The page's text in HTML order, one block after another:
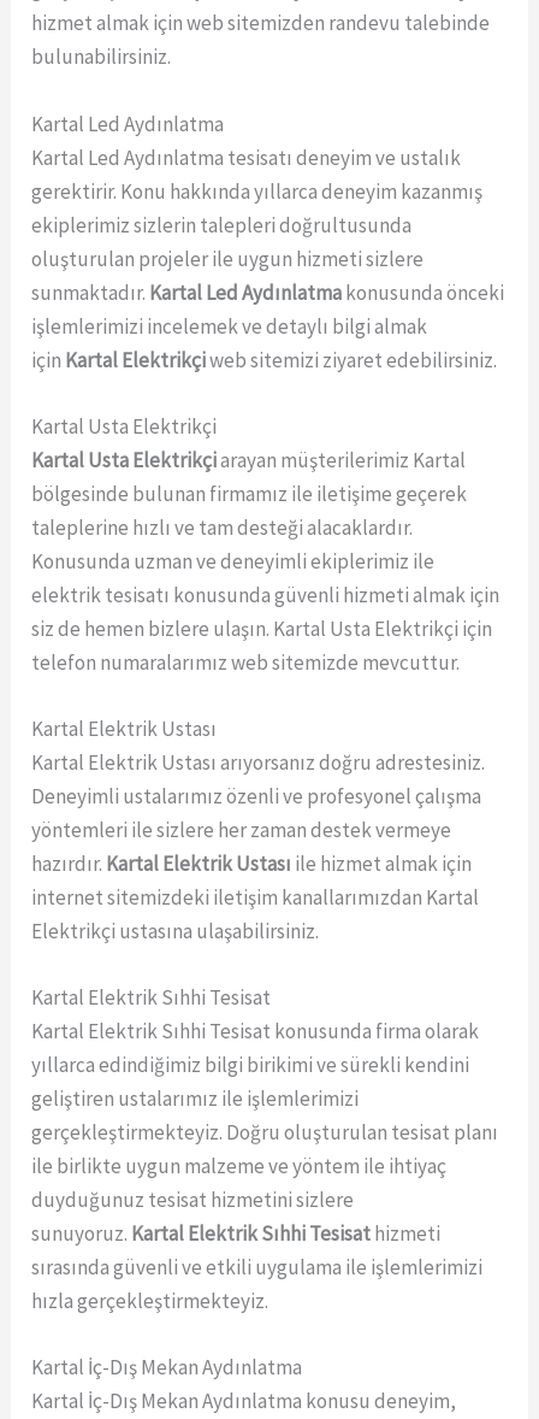
hizmet almak için web sitemizden randevu talebinde
bulunabilirsiniz.
Kartal Led Aydınlatma
Kartal Led Aydınlatma tesisatı deneyim ve ustalık
gerektirir. Konu hakkında yıllarca deneyim kazanmış
ekiplerimiz sizlerin talepleri doğrultusunda
oluşturulan projeler ile uygun hizmeti sizlere
sunmaktadır. Kartal Led Aydınlatmakonusunda önceki
işlemlerimizi incelemek ve detaylı bilgi almak
için Kartal Elektrikçiweb sitemizi ziyaret edebilirsiniz.
Kartal Usta Elektrikçi
Kartal Usta Elektrikçiarayan müşterilerimiz Kartal
bölgesinde bulunan firmamız ile iletişime geçerek
taleplerine hızlı ve tam desteği alacaklardır.
Konusunda uzman ve deneyimli ekiplerimiz ile
elektrik tesisatı konusunda güvenli hizmeti almak için
siz de hemen bizlere ulaşın. Kartal Usta Elektrikçi için
telefon numaralarımız web sitemizde mevcuttur.
Kartal Elektrik Ustası
Kartal Elektrik Ustası arıyorsanız doğru adrestesiniz.
Deneyimli ustalarımız özenli ve profesyonel çalışma
yöntemleri ile sizlere her zaman destek vermeye
hazırdır. Kartal Elektrik Ustası ile hizmet almak için
internet sitemizdeki iletişim kanallarımızdan Kartal
Elektrikçi ustasına ulaşabilirsiniz.
Kartal Elektrik Sıhhi Tesisat
Kartal Elektrik Sıhhi Tesisat konusunda firma olarak
yıllarca edindiğimiz bilgi birikimi ve sürekli kendini
geliştiren ustalarımız ile işlemlerimizi
gerçekleştirmekteyiz. Doğru oluşturulan tesisat planı
ile birlikte uygun malzeme ve yöntem ile ihtiyaç
duyduğunuz tesisat hizmetini sizlere
sunuyoruz. Kartal Elektrik Sıhhi Tesisathizmeti
sırasında güvenli ve etkili uygulama ile işlemlerimizi
hızla gerçekleştirmekteyiz.
Kartal İç-Dış Mekan Aydınlatma
Kartal İç-Dış Mekan Aydınlatma konusu deneyim,